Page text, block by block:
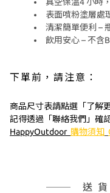
表面噴粉塗層處
清潔簡單便利 –
飲用安心 – 不含
下單前，請注意：
商品尺寸表請點選「了解
記得透過「聯絡我們」確
HappyOutdoor 購物須知
送